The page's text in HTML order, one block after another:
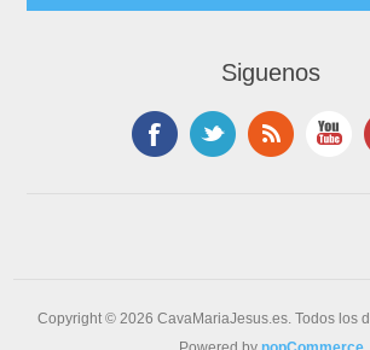
Siguenos
Copyright © 2026 CavaMariaJesus.es. Todos los